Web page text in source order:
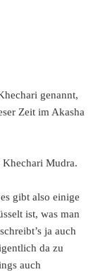
genannt,
Zeit im Akasha
Khechari Mudra.
gibt also einige
ist, was man
ja auch
da zu
auch